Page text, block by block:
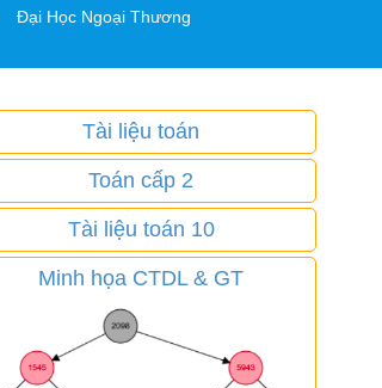
Đại Học Ngoại Thương
Tài liệu toán
Toán cấp 2
Tài liệu toán 10
Minh họa CTDL & GT